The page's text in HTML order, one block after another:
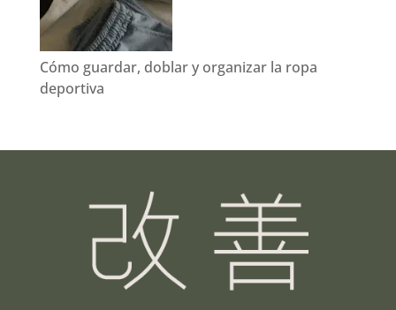
Cómo guardar, doblar y organizar la ropa
deportiva